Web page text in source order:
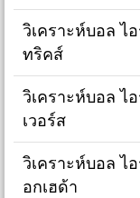
วิเคราะห์บอล ไ
ทริคส์
วิเคราะห์บอล ไ
เวอร์ส
วิเคราะห์บอล ไ
อกเฮด้า